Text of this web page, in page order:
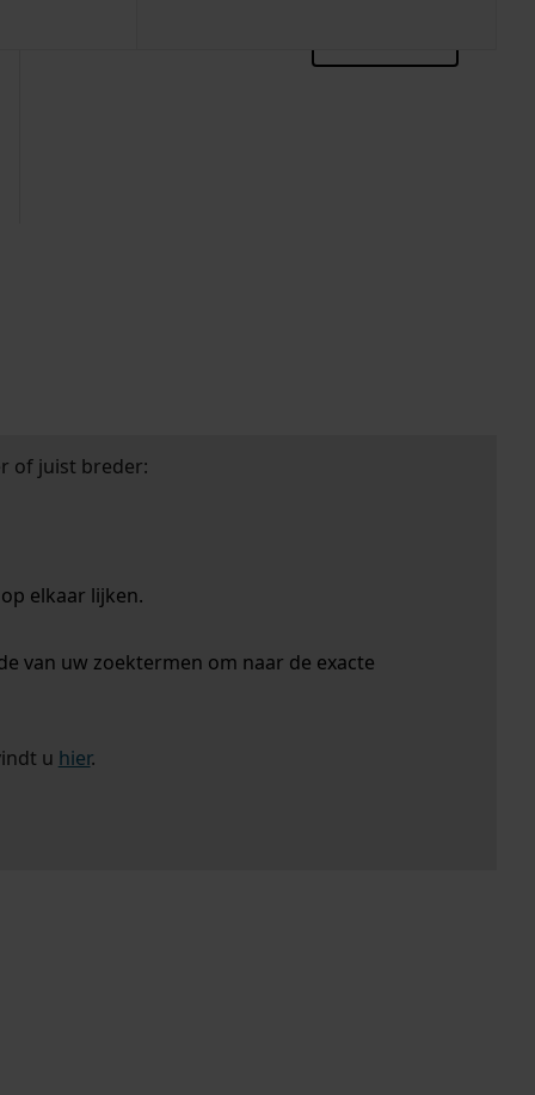
of juist breder:
elkaar lijken.
van uw zoektermen om naar de exacte
u hier.